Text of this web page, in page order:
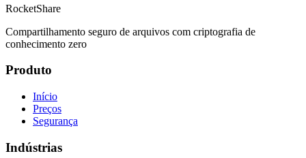
RocketShare
Compartilhamento seguro de arquivos com criptografia de
conhecimento zero
Produto
Início
Preços
Segurança
Indústrias